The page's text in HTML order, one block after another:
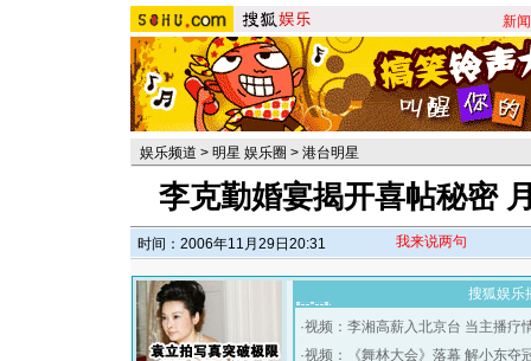
新闻
娱乐频道 > 明星 娱乐圈 > 港台明星
李克勤婚宴揭开喜帖秘密
时间：2006年11月29日20:31 我来说两句
搜狐娱乐
·视频：李湘高薪入北京台 当主播疗
·视频：《舞林大会》落幕 解小东夺